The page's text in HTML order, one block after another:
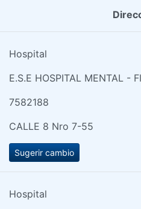
Hospital
E.S.E HOSPITAL MENTAL -
7582188
CALLE 8 Nro 7-55
Sugerir cambio
Hospital